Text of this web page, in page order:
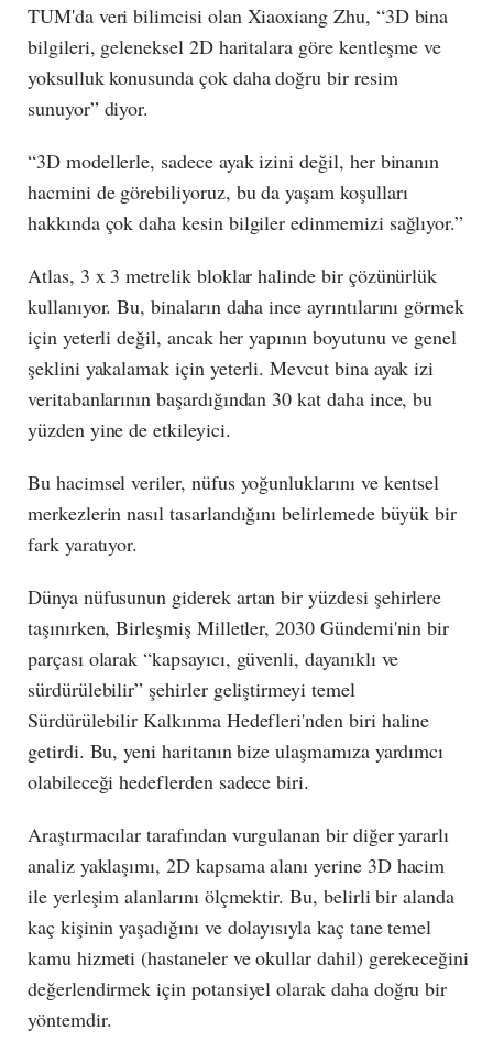
TUM'da veri bilimcisi olan Xiaoxiang Zhu, “3D bina
bilgileri, geleneksel 2D haritalara göre kentleşme ve
yoksulluk konusunda çok daha doğru bir resim
sunuyor” diyor.
“3D modellerle, sadece ayak izini değil, her binanın
hacmini de görebiliyoruz, bu da yaşam koşulları
hakkında çok daha kesin bilgiler edinmemizi sağlıyor.”
Atlas, 3 x 3 metrelik bloklar halinde bir çözünürlük
kullanıyor. Bu, binaların daha ince ayrıntılarını görmek
için yeterli değil, ancak her yapının boyutunu ve genel
şeklini yakalamak için yeterli. Mevcut bina ayak izi
veritabanlarının başardığından 30 kat daha ince, bu
yüzden yine de etkileyici.
Bu hacimsel veriler, nüfus yoğunluklarını ve kentsel
merkezlerin nasıl tasarlandığını belirlemede büyük bir
fark yaratıyor.
Dünya nüfusunun giderek artan bir yüzdesi şehirlere
taşınırken, Birleşmiş Milletler, 2030 Gündemi'nin bir
parçası olarak “kapsayıcı, güvenli, dayanıklı ve
sürdürülebilir” şehirler geliştirmeyi temel
Sürdürülebilir Kalkınma Hedefleri'nden biri haline
getirdi. Bu, yeni haritanın bize ulaşmamıza yardımcı
olabileceği hedeflerden sadece biri.
Araştırmacılar tarafından vurgulanan bir diğer yararlı
analiz yaklaşımı, 2D kapsama alanı yerine 3D hacim
ile yerleşim alanlarını ölçmektir. Bu, belirli bir alanda
kaç kişinin yaşadığını ve dolayısıyla kaç tane temel
kamu hizmeti (hastaneler ve okullar dahil) gerekeceğini
değerlendirmek için potansiyel olarak daha doğru bir
yöntemdir.